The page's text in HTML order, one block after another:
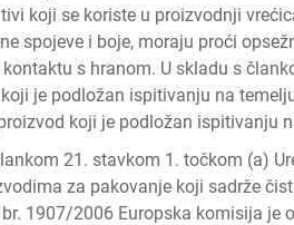
koji se koriste u proizvodnji
spojeve i boje, moraju proći
s hranom. U skladu s
je podložan ispitivanju na
koji je podložan ispitivanju
21. stavkom 1. točkom (a)
za pakovanje koji sadrže
br. 1907/2006 Europska komisija